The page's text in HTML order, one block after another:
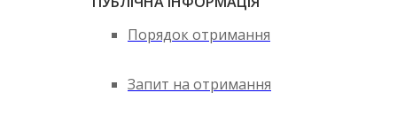
Порядок отримання
Запит на отримання